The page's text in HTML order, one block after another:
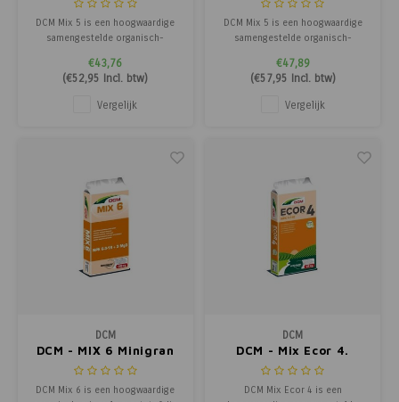
DCM Mix 5 is een hoogwaardige
samengestelde organisch-
zorgt voor continue groei en
optimale plantontwikkeling.
Dankzij de lange werkingsduur
van stikstof, fosfor en kalium
€43,76
(€52,95 Incl. btw)
Vergelijk
DCM Mix 5 is een hoogwaardige
samengestelde organisch-
zorgt voor continue groei en
optimale plantontwikkeling.
Dankzij de lange werkingsduur
van stikstof, fosfor en kalium
€47,89
(€57,95 Incl. btw)
Vergelijk
DCM
DCM - MIX 6 Minigran
DCM Mix 6 is een hoogwaardige
DCM
DCM - Mix Ecor 4.
DCM Mix Ecor 4 is een